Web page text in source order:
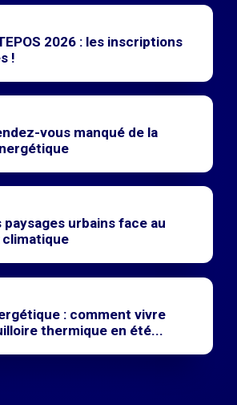
2026 : les inscriptions
!
vous manqué de la
paysages urbains face au
: comment vivre
thermique en été...